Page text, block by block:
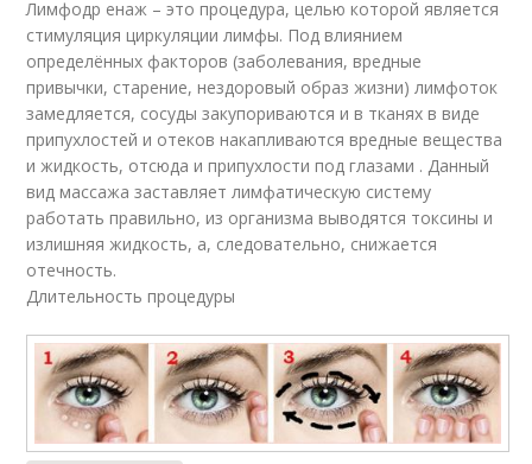
Лимфодр енаж – это процедура, целью которой является
стимуляция циркуляции лимфы. Под влиянием
определённых факторов (заболевания, вредные
привычки, старение, нездоровый образ жизни) лимфоток
замедляется, сосуды закупориваются и в тканях в виде
припухлостей и отеков накапливаются вредные вещества
и жидкость, отсюда и припухлости под глазами . Данный
вид массажа заставляет лимфатическую систему
работать правильно, из организма выводятся токсины и
излишняя жидкость, а, следовательно, снижается
отечность.
Длительность процедуры